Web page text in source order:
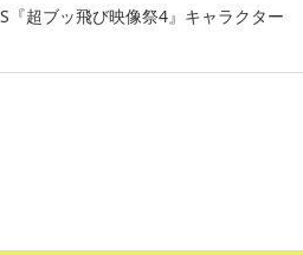
『超ブッ飛び映像祭4』キャラクター